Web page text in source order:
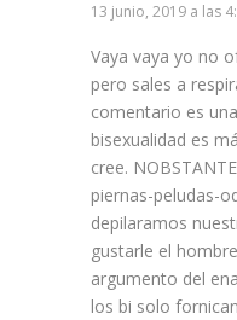
13 junio, 2019 a las
Vaya vaya yo no
pero sales a
comentario es
bisexualidad es
cree.
piernas-peludas-
depilaramos
gustarle el
argumento del
los bi solo